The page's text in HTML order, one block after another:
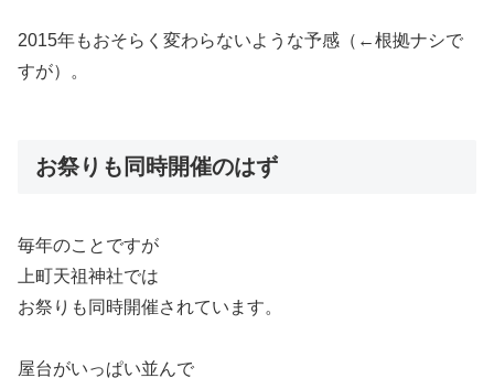
2015年もおそらく変わらないような予感（←根拠ナシで
すが）。
お祭りも同時開催のはず
毎年のことですが
上町天祖神社では
お祭りも同時開催されています。
屋台がいっぱい並んで